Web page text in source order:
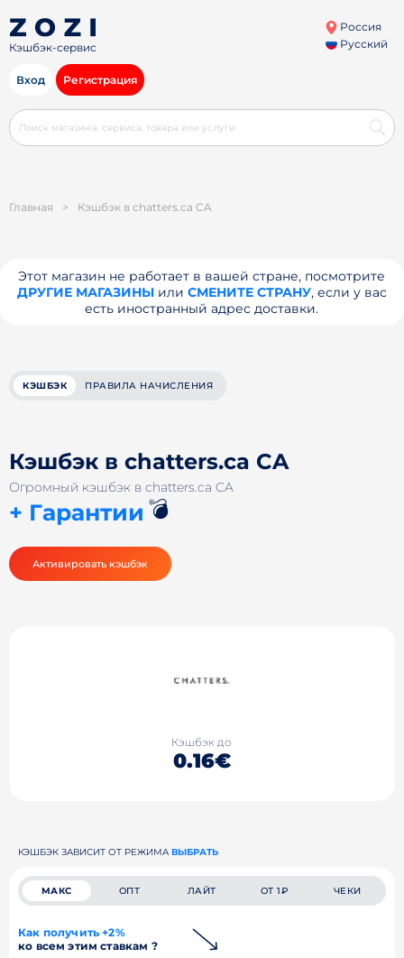
Кэшбэк-сервис
Россия
Русский
Вход Регистрация
Главная > Кэшбэк в chatters.ca CA
Этот магазин не работает в вашей стране, посмотрите
ДРУГИЕ МАГАЗИНЫили СМЕНИТЕ СТРАНУ, если у вас
есть иностранный адрес доставки.
КЭШБЭК ПРАВИЛА НАЧИСЛЕНИЯ
Кэшбэк в chatters.ca CA
Огромный кэшбэк в chatters.ca CA
+ Гарантии 💣
Активировать кэшбэк
Кэшбэк до
0.16€
КЭШБЭК ЗАВИСИТ ОТ РЕЖИМА ВЫБРАТЬ
МАКС ОПТ ЛАЙТ ОТ 1₽ ЧЕКИ
Как получить +2%
ко всем этим ставкам ?